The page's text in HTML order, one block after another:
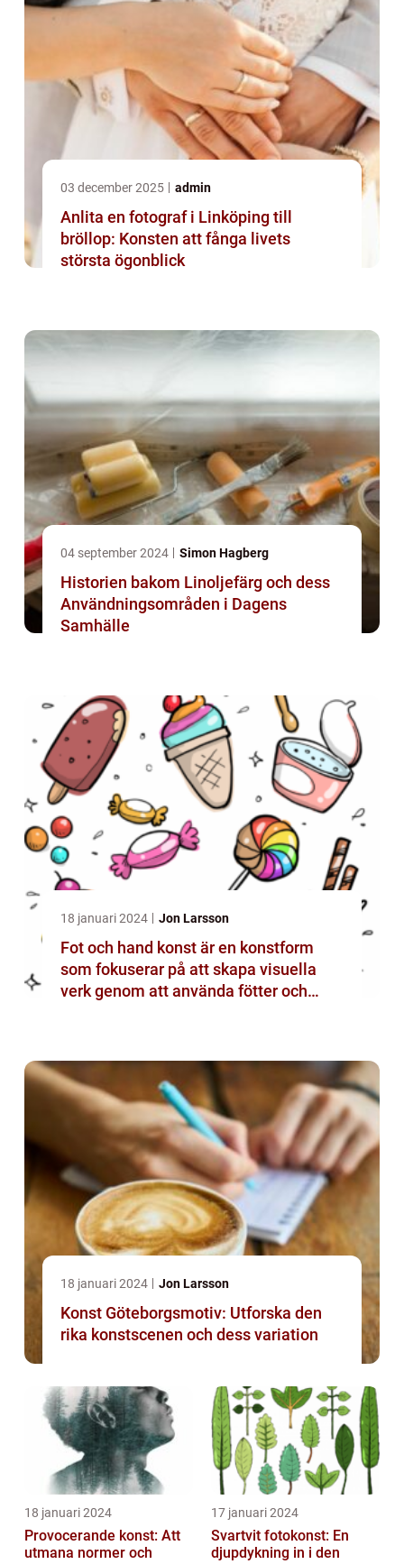
03 december 2025 admin
Anlita en fotograf i Linköping till
bröllop: Konsten att fånga livets
största ögonblick
04 september 2024 Simon Hagberg
Historien bakom Linoljefärg och dess
Användningsområden i Dagens
Samhälle
18 januari 2024 Jon Larsson
Fot och hand konst är en konstform
som fokuserar på att skapa visuella
verk genom att använda fötter och
18 januari 2024 Jon Larsson
Konst Göteborgsmotiv: Utforska den
rika konstscenen och dess variation
18 januari 2024
Provocerande konst: Att
utmana normer och
17 januari 2024
Svartvit fotokonst: En
djupdykning in i den